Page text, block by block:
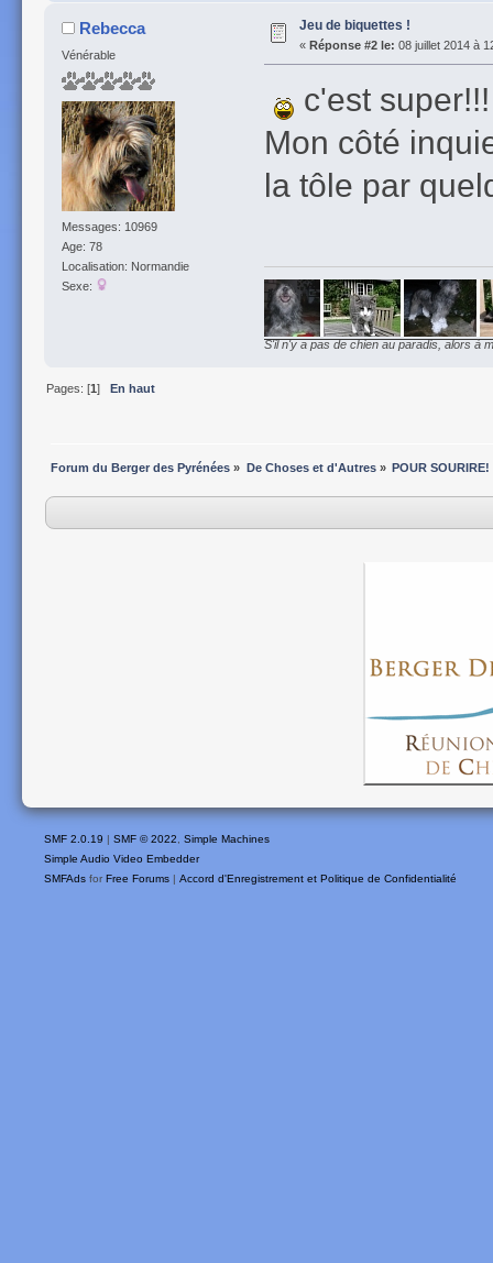
Rebecca
Vénérable
Messages: 10969
Age: 78
Localisation: Normandie
Sexe:
Jeu de biquettes !
« Réponse #2 le: 08 juillet 2014 à
c'est super!!!
Mon côté
la tôle par
S'il n'y a pas de chien au paradis, alors à
Pages: [1]En haut
Forum du Berger des Pyrénées » De Choses et d'Autres» POUR SOURIRE!
SMF 2.0.19 | SMF © 2022
Simple Machines
Simple Audio Video Embedder
SMFAds for Free Forums | Accord d'Enregistrement et Politique de Confidentialité